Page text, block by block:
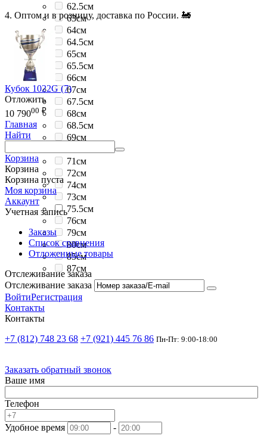
62.5см
63см
64см
64.5см
65см
65.5см
66см
67см
67.5см
68см
68.5см
69см
71см
72см
74см
73см
75.5см
76см
79см
80см
85см
87см
4. Оптом и в розницу, доставка по России. 🚂
Кубок 1022G (7)
Отложить
10 79000 ₽
Главная
Найти
Корзина
Корзина
Корзина пуста
Моя корзина
Аккаунт
Учетная запись
Заказы
Список сравнения
Отложенные товары
Отслеживание заказа
Отслеживание заказа
ВойтиРегистрация
Контакты
Контакты
+7 (812) 748 23 68 +7 (921) 445 76 86 Пн-Пт: 9:00-18:00
Заказать обратный звонок
Ваше имя
Телефон
Удобное время
-